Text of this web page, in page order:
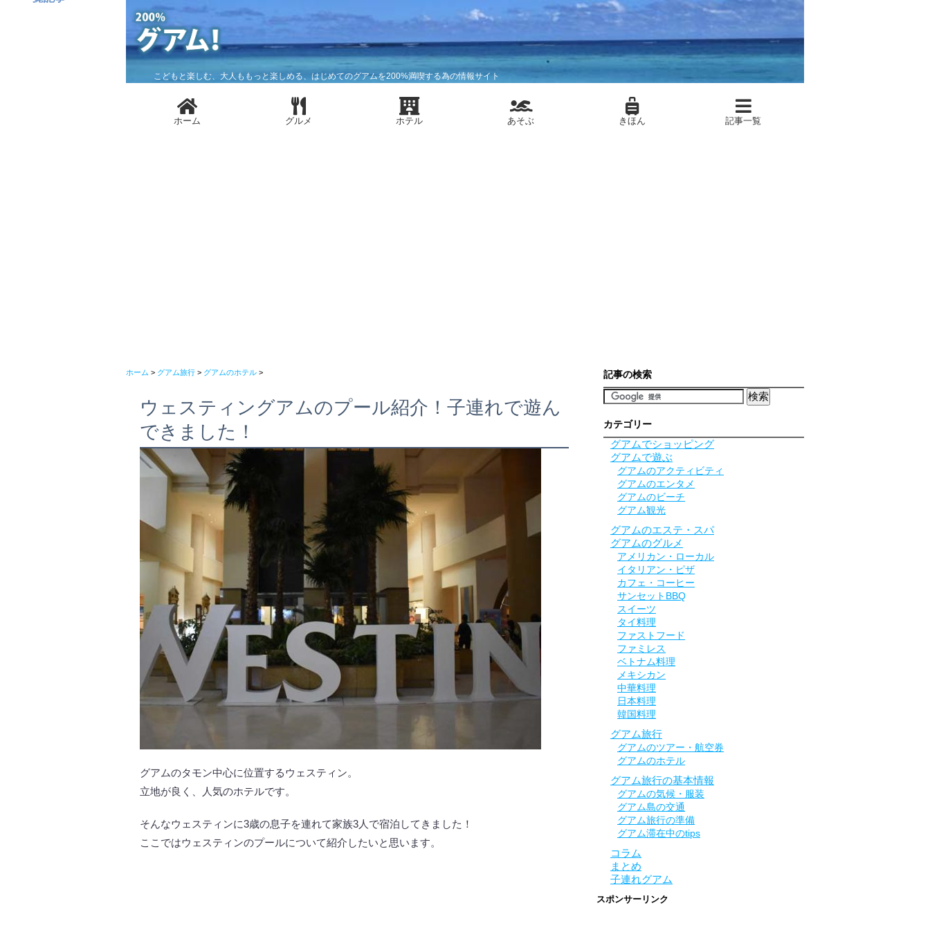
こどもと楽しむ、大人ももっと楽しめる、はじめてのグアムを200%満喫する為の情報サイト
ホーム グルメ ホテル あそぶ きほん 記事一覧
ホーム > グアム旅行 > グアムのホテル >
ウェスティングアムのプール紹介！子連れで遊ん
できました！
グアムのタモン中心に位置するウェスティン。
立地が良く、人気のホテルです。
そんなウェスティンに3歳の息子を連れて家族3人で宿泊してきました！
ここではウェスティンのプールについて紹介したいと思います。
記事の検索
カテゴリー
グアムでショッピング
グアムで遊ぶ
グアムのアクティビティ
グアムのエンタメ
グアムのビーチ
グアム観光
グアムのエステ・スパ
グアムのグルメ
アメリカン・ローカル
イタリアン・ピザ
カフェ・コーヒー
サンセットBBQ
スイーツ
タイ料理
ファストフード
ファミレス
ベトナム料理
メキシカン
中華料理
日本料理
韓国料理
グアム旅行
グアムのツアー・航空券
グアムのホテル
グアム旅行の基本情報
グアムの気候・服装
グアム島の交通
グアム旅行の準備
グアム滞在中のtips
コラム
まとめ
子連れグアム
スポンサーリンク